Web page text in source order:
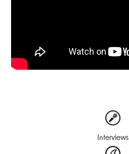
Interviews